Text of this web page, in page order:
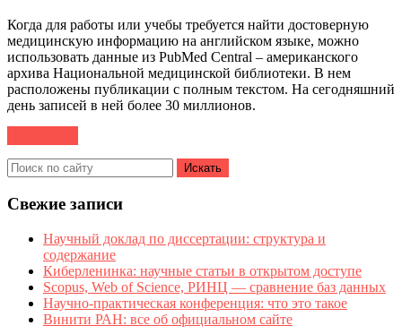
Когда для работы или учебы требуется найти достоверную
медицинскую информацию на английском языке, можно
использовать данные из PubMed Central – американского
архива Национальной медицинской библиотеки. В нем
расположены публикации с полным текстом. На сегодняшний
день записей в ней более 30 миллионов.
Свежие записи
Научный доклад по диссертации: структура и
содержание
Киберленинка: научные статьи в открытом доступе
Scopus, Web of Science, РИНЦ — сравнение баз данных
Научно-практическая конференция: что это такое
Винити РАН: все об официальном сайте